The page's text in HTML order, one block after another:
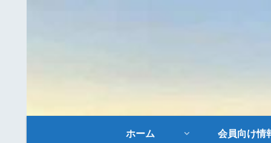
ホーム 会員向け情